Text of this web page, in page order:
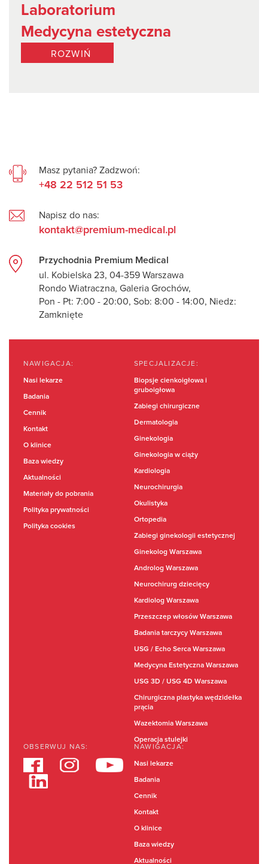
Laboratorium
Medycyna estetyczna
ROZWIŃ
Masz pytania? Zadzwoń:
+48 22 512 51 53
Napisz do nas:
kontakt@premium-medical.pl
Przychodnia Premium Medical
ul. Kobielska 23, 04-359 Warszawa
Rondo Wiatraczna, Galeria Grochów,
Pon - Pt: 7:00 - 20:00, Sob: 8:00 - 14:00, Niedz:
Zamknięte
NAWIGACJA:
Nasi lekarze
Badania
Cennik
Kontakt
O klinice
Baza wiedzy
Aktualności
Materiały do pobrania
Polityka prywatności
Polityka cookies
SPECJALIZACJE:
Biopsje cienkoigłowa i
gruboigłowa
Zabiegi chirurgiczne
Dermatologia
Ginekologia
Ginekologia w ciąży
Kardiologia
Neurochirurgia
Okulistyka
Ortopedia
Zabiegi ginekologii estetycznej
Ginekolog Warszawa
Androlog Warszawa
Neurochirurg dziecięcy
Kardiolog Warszawa
Przeszczep włosów Warszawa
Badania tarczycy Warszawa
USG / Echo Serca Warszawa
Medycyna Estetyczna Warszawa
USG 3D / USG 4D Warszawa
Chirurgiczna plastyka wędzidełka
prącia
Wazektomia Warszawa
Operacja stulejki
OBSERWUJ NAS: NAWIGACJA:
Nasi lekarze
Badania
Cennik
Kontakt
O klinice
Baza wiedzy
Aktualności